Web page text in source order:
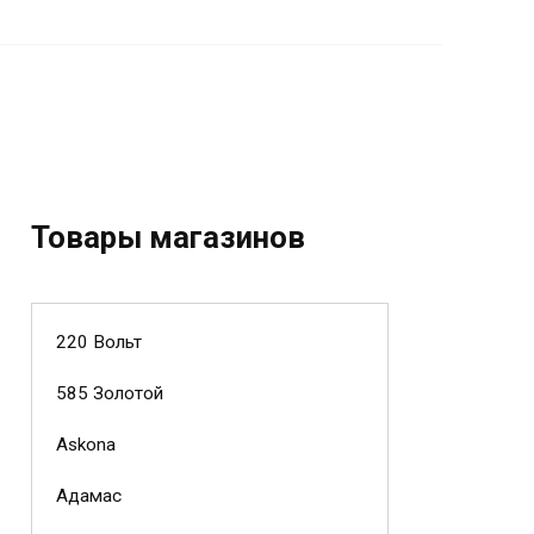
Товары магазинов
220 Вольт
585 Золотой
Askona
Адамас